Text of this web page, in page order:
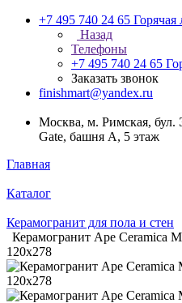
+7 495 740 24 65 Горячая
Назад
Телефоны
+7 495 740 24 65
Заказать звонок
finishmart@yandex.ru
Москва, м. Римская, бул.
Gate, башня А, 5 этаж
Главная
Каталог
Керамогранит для пола и стен
Керамогранит Ape Ceramica
120x278